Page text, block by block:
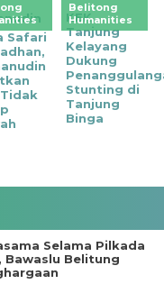
Safari
Tidak
Belitong
Humanities
KEK
Tanjung
Kelayang
Dukung
Stunting di
Tanjung
Binga
Selama Pilkada
Bawaslu Belitung